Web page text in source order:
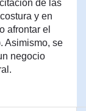
de las
y en
afrontar el
Asimismo, se
negocio